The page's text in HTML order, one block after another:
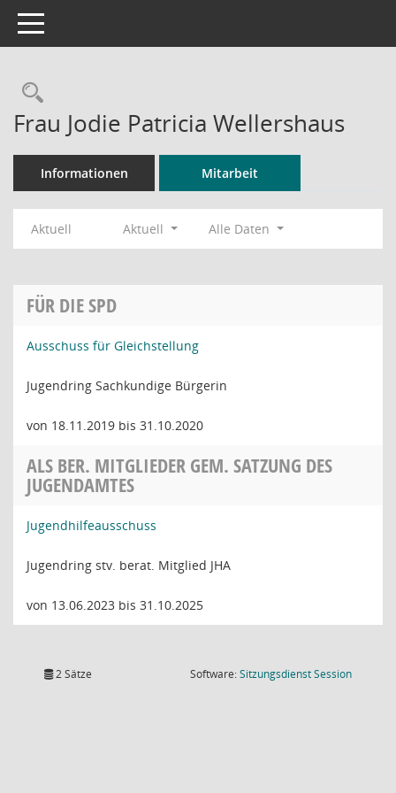
Toggle navigation
Rechercheauswahl
Frau Jodie Patricia Wellershaus
Informationen Mitarbeit
Aktuell Aktuell Alle Daten
FÜR DIE SPD
Ausschuss für Gleichstellung
Jugendring Sachkundige Bürgerin
von 18.11.2019 bis 31.10.2020
ALS BER. MITGLIEDER GEM. SATZUNG DES
JUGENDAMTES
Jugendhilfeausschuss
Jugendring stv. berat. Mitglied JHA
von 13.06.2023 bis 31.10.2025
2 Sätze Software:SitzungsdienstSession(Wird in